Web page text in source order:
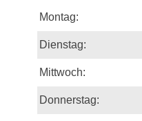
Montag:
Dienstag:
Mittwoch:
Donnerstag: